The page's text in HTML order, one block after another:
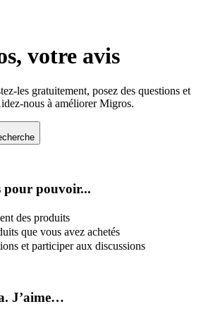
votre avis
les gratuitement, posez des questions et
nous à améliorer Migros.
pour pouvoir...
des produits
que vous avez achetés
et participer aux discussions
J’aime…